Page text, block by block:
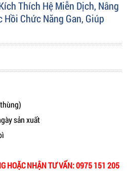
Thích Hệ Miễn Dịch, Nâng
Chức Năng Gan, Giúp
sản xuất
HOẶC NHẬN TƯ VẤN: 0975 151 205